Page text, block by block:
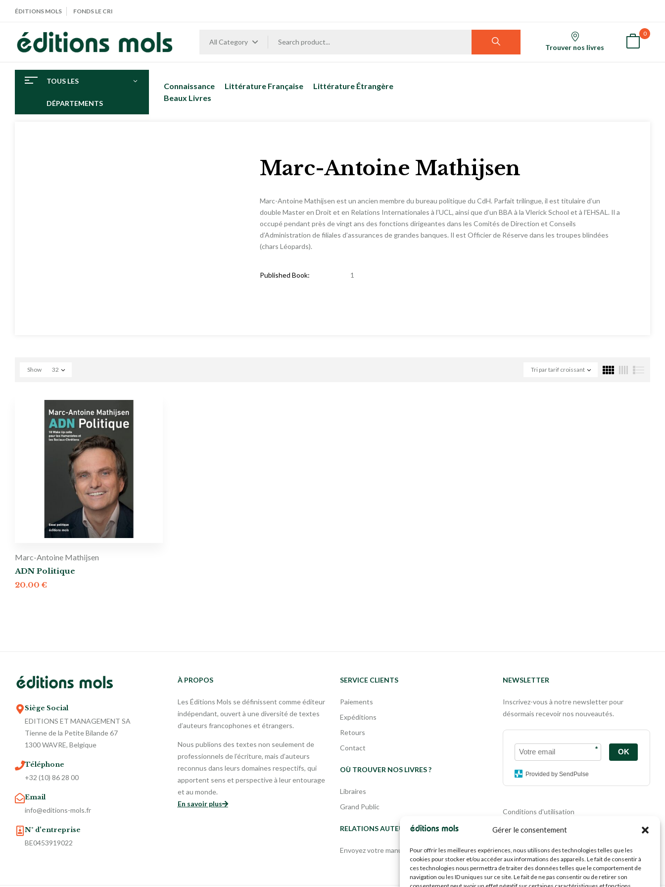
Gérer le consentement
Pour offrir les meilleures expériences, nous utilisons des technologies telles que les
cookies pour stocker et/ou accéder aux informations des appareils. Le fait de consentir à
ces technologies nous permettra de traiter des données telles que le comportement de
navigation ou les ID uniques sur ce site. Le fait de ne pas consentir ou de retirer son
ÉDITIONS MOLS FONDS LE CRI
All Category
Trouver nos livres
0
TOUS LES
DÉPARTEMENTS
Connaissance Littérature Française
Littérature Étrangère
Beaux Livres
Marc-Antoine Mathijsen
Marc-Antoine Mathijsen est un ancien membre du bureau politique du CdH. Parfait trilingue, il est titulaire d’un
double Master en Droit et en Relations Internationales à l’UCL, ainsi que d’un BBA à la Vlerick School et à l’EHSAL. Il a
occupé pendant près de vingt ans des fonctions dirigeantes dans les Comités de Direction et Conseils
d’Administration de filiales d’assurances de grandes banques. Il est Officier de Réserve dans les troupes blindées
(chars Léopards).
Published Book: 1
Tri par tarif croissant
Show 32
Marc-Antoine Mathijsen
ADN Politique
20.00 €
Siège Social
EDITIONS ET MANAGEMENT SA
Tienne de la Petite Bilande 67
1300 WAVRE, Belgique
Téléphone
+32 (10) 86 28 00
Email
info@editions-mols.fr
N° d'entreprise
BE0453919022
À PROPOS
Les Éditions Mols se définissent comme éditeur
indépendant, ouvert à une diversité de textes
d’auteurs francophones et étrangers.
Nous publions des textes non seulement de
professionnels de l’écriture, mais d’auteurs
reconnus dans leurs domaines respectifs, qui
apportent sens et perspective à leur entourage
et au monde.
En savoir plus
SERVICE CLIENTS
Paiements
Expéditions
Retours
Contact
OÙ TROUVER NOS LIVRES ?
Libraires
Grand Public
RELATIONS AUTEURS
Envoyez votre manuscrit
NEWSLETTER
Inscrivez-vous à notre newsletter pour
désormais recevoir nos nouveautés.
* OK
Provided by SendPulse
Conditions d'utilisation
Politique de cookies
Mentions légales
Propriété intellectuelle